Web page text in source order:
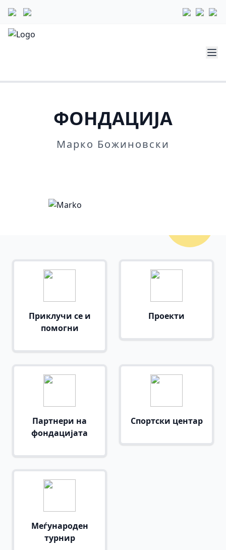
ФОНДАЦИЈА
Марко Божиновски
Приклучи се и
помогни
Проекти
Партнери на
фондацијата
Спортски центар
Меѓународен
турнир